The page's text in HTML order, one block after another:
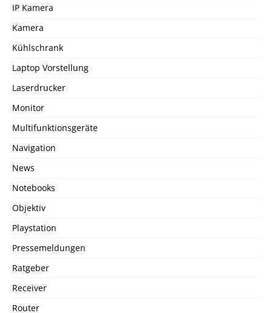
IP Kamera
Kamera
Kühlschrank
Laptop Vorstellung
Laserdrucker
Monitor
Multifunktionsgeräte
Navigation
News
Notebooks
Objektiv
Playstation
Pressemeldungen
Ratgeber
Receiver
Router